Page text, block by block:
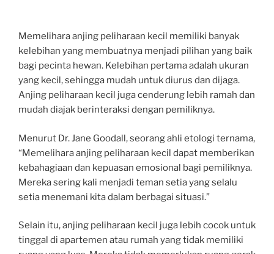
Memelihara anjing peliharaan kecil memiliki banyak
kelebihan yang membuatnya menjadi pilihan yang baik
bagi pecinta hewan. Kelebihan pertama adalah ukuran
yang kecil, sehingga mudah untuk diurus dan dijaga.
Anjing peliharaan kecil juga cenderung lebih ramah dan
mudah diajak berinteraksi dengan pemiliknya.
Menurut Dr. Jane Goodall, seorang ahli etologi ternama,
“Memelihara anjing peliharaan kecil dapat memberikan
kebahagiaan dan kepuasan emosional bagi pemiliknya.
Mereka sering kali menjadi teman setia yang selalu
setia menemani kita dalam berbagai situasi.”
Selain itu, anjing peliharaan kecil juga lebih cocok untuk
tinggal di apartemen atau rumah yang tidak memiliki